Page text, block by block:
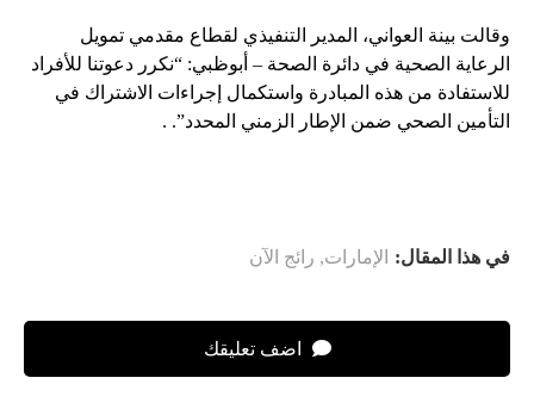
وقالت بينة العواني، المدير التنفيذي لقطاع مقدمي تمويل
الرعاية الصحية في دائرة الصحة – أبوظبي: “نكرر دعوتنا للأفراد
للاستفادة من هذه المبادرة واستكمال إجراءات الاشتراك في
التأمين الصحي ضمن الإطار الزمني المحدد”. .
في هذا المقال: الإمارات, رائج الآن
اضف تعليقك